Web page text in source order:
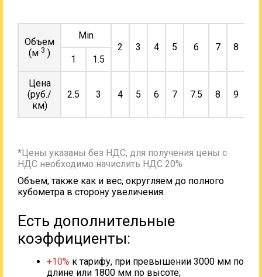
Объем
(м 3 )
Min
2
3 4 5 6 7 8
1
1.5
Цена
(руб./
км)
2.5 3 4 5 6 7 7.5 8 9
*Цены указаны без НДС, для получения цены с
НДС необходимо начислить НДС 20%
Объем, также как и вес, округляем до полного
кубометра в сторону увеличения.
Есть дополнительные
коэффициенты:
+10% к тарифу, при превышении 3000 мм по
длине или 1800 мм по высоте;